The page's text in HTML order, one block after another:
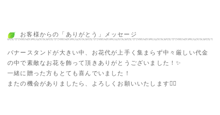
お客様からの「ありがとう」メッセージ
バナースタンドが大きい中、お花代が上手く集まらず中々厳しい代金
の中で素敵なお花を飾って頂きありがとうございました！✨️
一緒に贈った方もとても喜んでいました！
またの機会がありましたら、よろしくお願いいたします🙇‍♂️